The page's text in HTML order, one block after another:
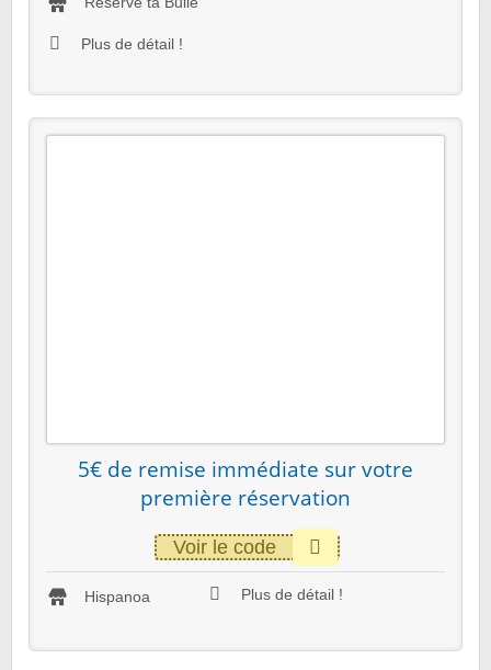
Plus de détail !
5€ de remise immédiate sur votre
première réservation
Voir le code
Hispanoa Plus de détail !